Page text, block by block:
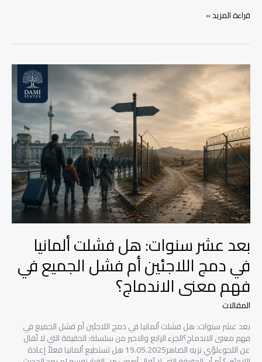
قراءة المزيد »
بعد عشر سنوات: هل فشلت ألمانيا
في دمج اللاجئين أم فشل الجميع في
فهم معنى الاندماج؟
المقالات
بعد عشر سنوات: هل فشلت ألمانيا في دمج اللاجئين أم فشل الجميع في
فهم معنى الاندماج؟الجزء الرابع والاخير من سلسلة: الحقيقة التي لا تُقال
عن اللجوءلؤي نزيه الضاهر19.05.2025 هل تستطيع ألمانيا فعلاً إعادة
بعد
سنوات:
هل
فشلت
ألمانيا
في
دمج
اللاجئين
أم
فشل
الجميع
في
فهم
الاندماج؟